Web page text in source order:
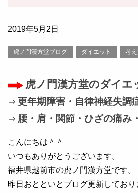
2019年5月2日
虎ノ門漢方堂ブログ ダイエット 考
虎ノ門漢方堂のダイエ
⇒ 更年期障害・自律神経失調
⇒ 腰・肩・関節・ひざの痛み
こんにちは＾＾
いつもありがとうございます。
福井県越前市の虎ノ門漢方堂です。
昨日おとといとブログ更新しており